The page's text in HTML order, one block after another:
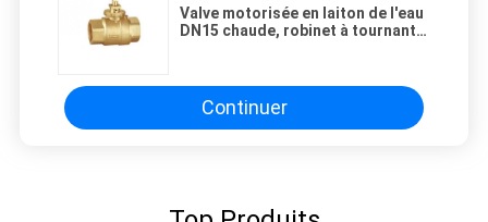
Valve motorisée en laiton de l'eau
DN15 chaude, robinet à tournant
Continuer